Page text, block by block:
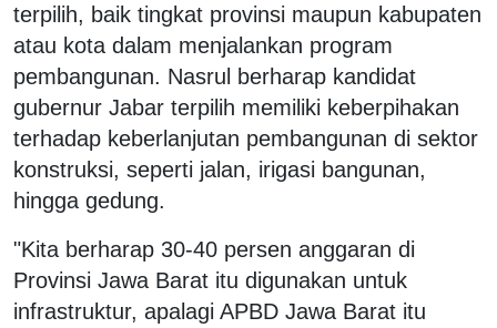
terpilih, baik tingkat provinsi maupun kabupaten
atau kota dalam menjalankan program
pembangunan. Nasrul berharap kandidat
gubernur Jabar terpilih memiliki keberpihakan
terhadap keberlanjutan pembangunan di sektor
konstruksi, seperti jalan, irigasi bangunan,
hingga gedung.
"Kita berharap 30-40 persen anggaran di
Provinsi Jawa Barat itu digunakan untuk
infrastruktur, apalagi APBD Jawa Barat itu